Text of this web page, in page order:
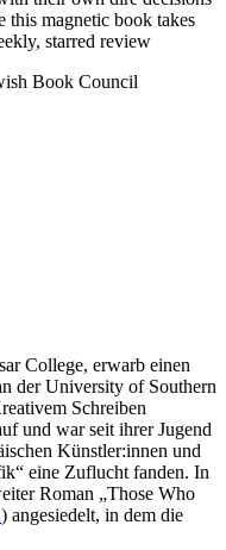
this magnetic book takes
starred review
Book Council
College, erwarb einen
der University of Southern
Schreiben
und war seit ihrer Jugend
Künstler:innen und
eine Zuflucht fanden. In
Roman „Those Who
) angesiedelt, in dem die